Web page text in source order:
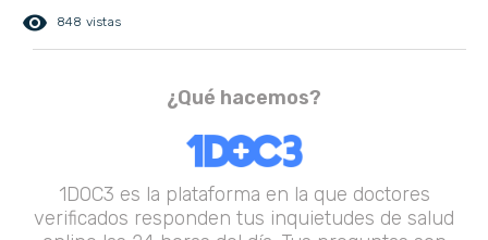
remove_red_eye 848 vistas
¿Qué hacemos?
1DOC3 es la plataforma en la que doctores
verificados responden tus inquietudes de salud